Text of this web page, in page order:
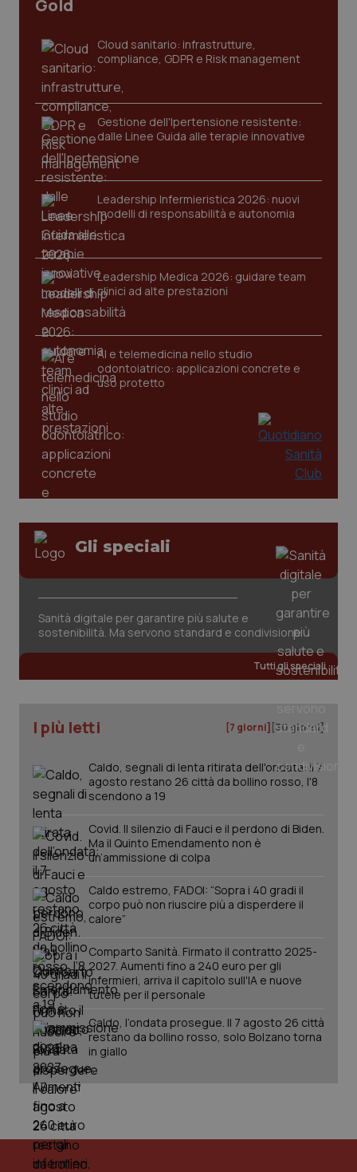
Gold
Cloud sanitario: infrastrutture,
compliance, GDPR e Risk management
Gestione dell'Ipertensione resistente:
dalle Linee Guida alle terapie innovative
Leadership Infermieristica 2026: nuovi
modelli di responsabilità e autonomia
Leadership Medica 2026: guidare team
clinici ad alte prestazioni
AI e telemedicina nello studio
odontoiatrico: applicazioni concrete e
uso protetto
Gli speciali
Sanità digitale per garantire più salute e
sostenibilità. Ma servono standard e condivisione
Tutti gli speciali
I più letti [7 giorni] [30 giorni]
Caldo, segnali di lenta ritirata dell'ondata: il 7
agosto restano 26 città da bollino rosso, l'8
scendono a 19
Covid. Il silenzio di Fauci e il perdono di Biden.
Ma il Quinto Emendamento non è
un’ammissione di colpa
Caldo estremo, FADOI: “Sopra i 40 gradi il
corpo può non riuscire più a disperdere il
calore”
Comparto Sanità. Firmato il contratto 2025-
2027. Aumenti fino a 240 euro per gli
infermieri, arriva il capitolo sull'IA e nuove
tutele per il personale
Caldo, l’ondata prosegue. Il 7 agosto 26 città
restano da bollino rosso, solo Bolzano torna
in giallo
CookieScriptConsent
CookieScript
www.quotidianosanita.it
tracking-sites-ironfish-
tracking-enable
session-id
_ga
.quotidianosanita.it
PHPSESSID
PHP.net
www.quotidianosanita.it
_ga_KM60CM4NPH